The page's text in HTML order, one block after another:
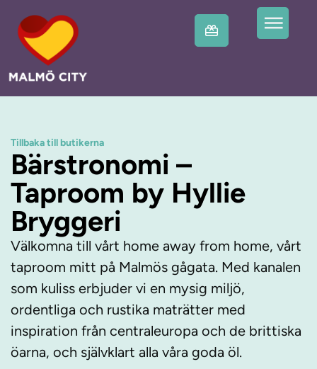
Tillbaka till butikerna
Bärstronomi –
Taproom by Hyllie
Bryggeri
Välkomna till vårt home away from home, vårt
taproom mitt på Malmös gågata. Med kanalen
som kuliss erbjuder vi en mysig miljö,
ordentliga och rustika maträtter med
inspiration från centraleuropa och de brittiska
öarna, och självklart alla våra goda öl.